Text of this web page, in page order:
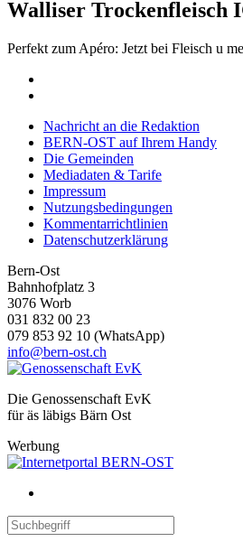
Walliser Trockenfleisch
Perfekt zum Apéro: Jetzt bei Fleisch u
Nachricht an die Redaktion
BERN-OST auf Ihrem Handy
Die Gemeinden
Mediadaten & Tarife
Impressum
Nutzungsbedingungen
Kommentarrichtlinien
Datenschutzerklärung
Bern-Ost
Bahnhofplatz 3
3076 Worb
031 832 00 23
079 853 92 10 (WhatsApp)
info@bern-ost.ch
Die Genossenschaft EvK
für äs läbigs Bärn Ost
Werbung